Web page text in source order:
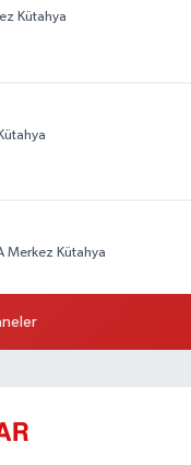
Kütahya
Merkez Kütahya